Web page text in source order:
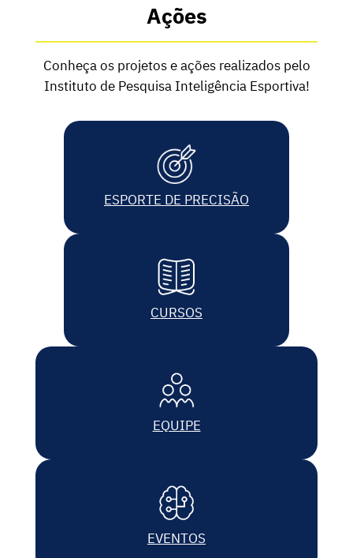
Ações
Conheça os projetos e ações realizados pelo
Instituto de Pesquisa Inteligência Esportiva!
ESPORTE DE PRECISÃO
CURSOS
EQUIPE
EVENTOS